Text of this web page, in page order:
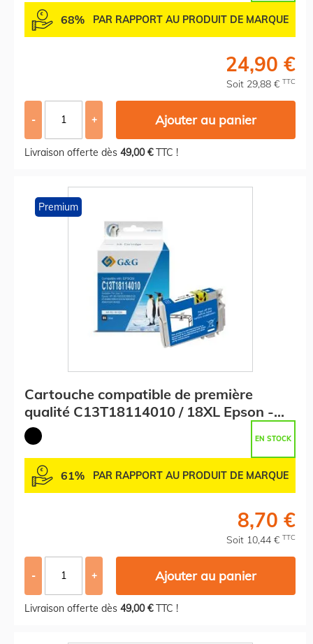
68% PAR RAPPORT AU PRODUIT DE MARQUE
24,90 €
Soit 29,88 € TTC
- + Ajouter au panier
Livraison offerte dès 49,00 €TTC !
Premium
Cartouche compatible de première
qualité C13T18114010 / 18XL Epson -
noire
EN STOCK
61% PAR RAPPORT AU PRODUIT DE MARQUE
8,70 €
Soit 10,44 € TTC
- + Ajouter au panier
Livraison offerte dès 49,00 €TTC !